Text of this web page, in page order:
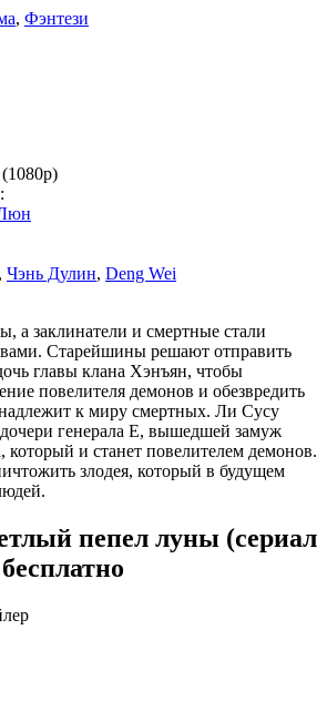
, Фэнтези
Чэнь Дулин, Deng Wei
а заклинатели и смертные стали
Старейшины решают отправить
главы клана Хэнъян, чтобы
повелителя демонов и обезвредить
к миру смертных. Ли Сусу
генерала Е, вышедшей замуж
который и станет повелителем демонов.
злодея, который в будущем
пепел луны (сериал